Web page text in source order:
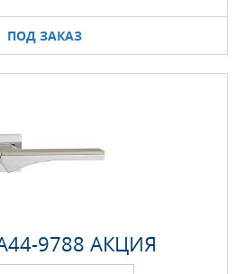
ПОД ЗАКАЗ
9788 АКЦИЯ